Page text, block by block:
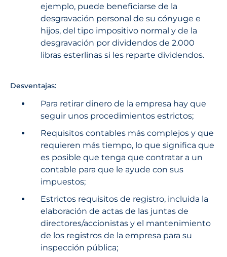
ejemplo, puede beneficiarse de la
desgravación personal de su cónyuge e
hijos, del tipo impositivo normal y de la
desgravación por dividendos de 2.000
libras esterlinas si les reparte dividendos.
Desventajas:
Para retirar dinero de la empresa hay que
seguir unos procedimientos estrictos;
Requisitos contables más complejos y que
requieren más tiempo, lo que significa que
es posible que tenga que contratar a un
contable para que le ayude con sus
impuestos;
Estrictos requisitos de registro, incluida la
elaboración de actas de las juntas de
directores/accionistas y el mantenimiento
de los registros de la empresa para su
inspección pública;